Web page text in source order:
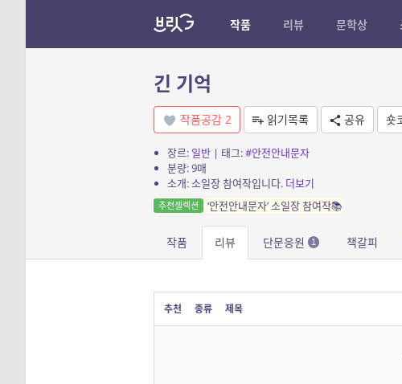
작품 리뷰 문학상
긴 기억
작품공감 2 읽기목록 공유 숏
장르: 일반| 태그:#안전안내문자
분량: 9매
소개: 소일장 참여작입니다. 더보기
추천셀렉션 ‘안전안내문자’ 소일장 참여작📚
작품 리뷰 단문응원 1 책갈피
추천 종류 제목